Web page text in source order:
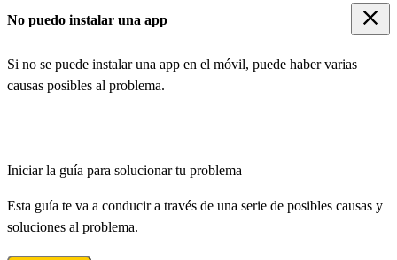
No puedo instalar una app
Si no se puede instalar una app en el móvil, puede haber varias
causas posibles al problema.
Iniciar la guía para solucionar tu problema
Esta guía te va a conducir a través de una serie de posibles causas y
soluciones al problema.